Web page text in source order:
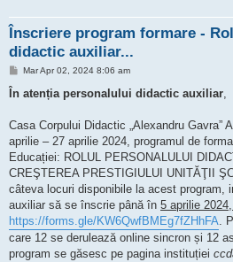
Înscriere program formare -
didactic auxiliar...
M
s
Mar Apr 02, 2024 8:06 am
În atenția personalului didactic auxiliar,
Casa Corpului Didactic „Alexandru Gavra”
aprilie – 27 aprilie 2024, programul de
Educației: ROLUL PERSONALULUI
CREŞTEREA PRESTIGIULUI UNITĂŢII
câteva locuri disponibile la acest program,
auxiliar să se înscrie până în 5 aprilie
https://forms.gle/KW6QwfBMEg7fZHhFA.
care 12 se derulează online sincron și 12
program se găsesc pe pagina instituției